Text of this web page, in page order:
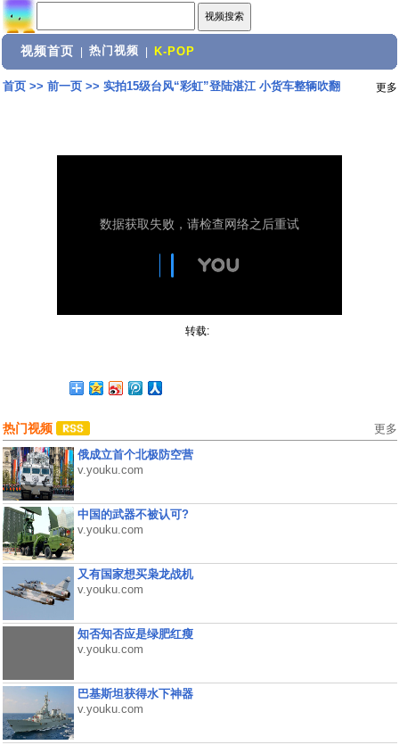
视频首页 热门视频 K-POP
首页>> 前一页>> 实拍15级台风“彩虹”登陆湛江 小货车整辆吹翻 更多
转载:
热门视频 更多
俄成立首个北极防空营
v.youku.com
中国的武器不被认可?
v.youku.com
又有国家想买枭龙战机
v.youku.com
知否知否应是绿肥红瘦
v.youku.com
巴基斯坦获得水下神器
v.youku.com